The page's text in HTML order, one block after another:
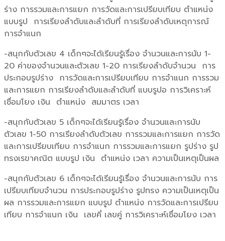
ร่าง การรวมและการแยก การวัดและการเปรียบเทียบ ตำแหน่ง
แบบรูป การเรียงลำดับและลำดับที่ การเรียงลำดับเหตุการณ์
การจำแนก
-สนุกกับตัวเลข 4 เด็กๆจะได้เรียนรู้เรื่อง จำนวนและการนับ 1-
20 ค่าของจำนวนและตัวเลข 1-20 การเรียงลำดับจำนวน การ
ประกอบรูปร่าง การวัดและการเปรียบเทียบ การจำแนก การรวม
และการแยก การเรียงลำดับและลำดับที่ แบบรูปอ การวิเคราะห์
เชื่อมโยง เงิน ตำแหน่ง สมมาตร เวลา
-สนุกกับตัวเลข 5 เด็กๆจะได้เรียนรู้เรื่อง จำนวนและการนับ
ตัวเลข 1-50 การเรียงลำดับตัวเลข การรวมและการแยก การวัด
และการเปรียบเทียบ การจำแนก การรวมและการแยก รูปร่าง รูป
ทรงเรขาคณิต แบบรูป เงิน ตำแหน่ง เวลา ความเป็นเหตุเป็นผล
-สนุกกับตัวเลข 6 เด็กๆจะได้เรียนรู้เรื่อง จำนวนและการนับ การ
เปรียบเทียบจำนวน การประกอบรูปร่าง รูปทรง ความเป็นเหตุเป็น
ผล การรวมและการแยก แบบรูป ตำแหน่ง การวัดและการเปรียบ
เทียบ การจำแนก เงิน เลขคี่ เลขคู่ การวิเคราะห์เชื่อมโยง เวลา